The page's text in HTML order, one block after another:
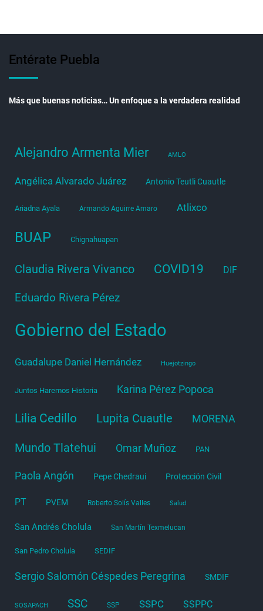
Entérate Puebla
Más que buenas noticias… Un enfoque a la verdadera realidad
Alejandro Armenta Mier AMLO
Angélica Alvarado Juárez Antonio Teutli Cuautle
Ariadna Ayala Armando Aguirre Amaro Atlixco
BUAP Chignahuapan
Claudia Rivera Vivanco COVID19 DIF
Eduardo Rivera Pérez
Gobierno del Estado
Guadalupe Daniel Hernández Huejotzingo
Juntos Haremos Historia Karina Pérez Popoca
Lilia Cedillo Lupita Cuautle MORENA
Mundo Tlatehui Omar Muñoz PAN
Paola Angón Pepe Chedraui Protección Civil
PT PVEM Roberto Solís Valles Salud
San Andrés Cholula San Martín Texmelucan
San Pedro Cholula SEDIF
Sergio Salomón Céspedes Peregrina SMDIF
SOSAPACH SSC SSP SSPC SSPPC